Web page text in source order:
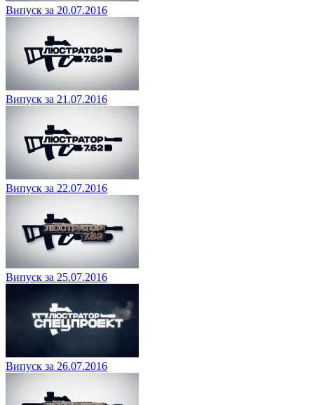
Випуск за 20.07.2016
Випуск за 21.07.2016
Випуск за 22.07.2016
Випуск за 25.07.2016
Випуск за 26.07.2016